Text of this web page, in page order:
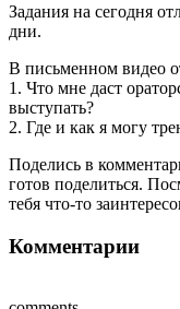
Задания на сегодня
дни.
В письменном видео
1. Что мне даст
выступать?
2. Где и как я могу
Поделись в
готов поделиться.
тебя что-то
Комментарии